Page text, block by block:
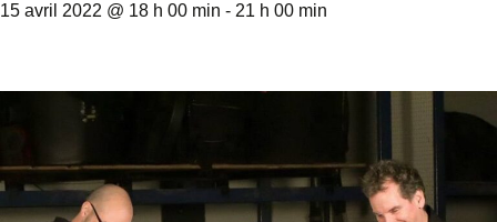
15 avril 2022 @ 18 h 00 min - 21 h 00 min